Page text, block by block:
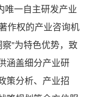
唯一自主研发产业
作权的产业咨询机
”为特色优势，致
涵盖细分产业研
策分析、产业招